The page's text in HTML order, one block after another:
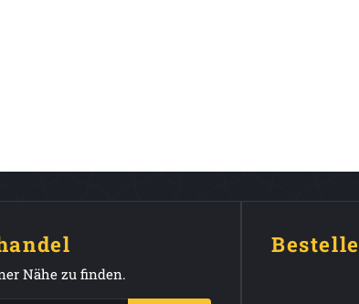
Nähe zu finden.